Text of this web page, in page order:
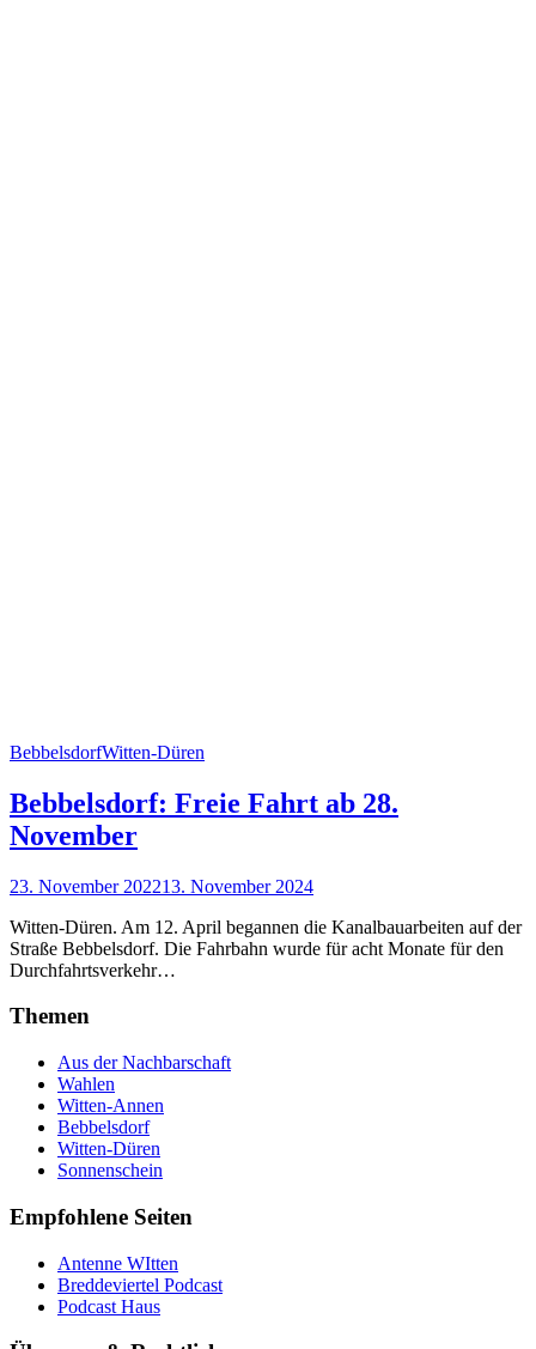
BebbelsdorfWitten-Düren
Bebbelsdorf: Freie Fahrt ab 28.
November
23. November 202213. November 2024
Witten-Düren. Am 12. April begannen die Kanalbauarbeiten auf der
Straße Bebbelsdorf. Die Fahrbahn wurde für acht Monate für den
Durchfahrtsverkehr…
Themen
Aus der Nachbarschaft
Wahlen
Witten-Annen
Bebbelsdorf
Witten-Düren
Sonnenschein
Empfohlene Seiten
Antenne WItten
Breddeviertel Podcast
Podcast Haus